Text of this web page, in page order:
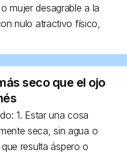
mujer desagrable a la
nulo atractivo físico,
seco que el ojo
1. Estar una cosa
seca, sin agua o
resulta áspero o